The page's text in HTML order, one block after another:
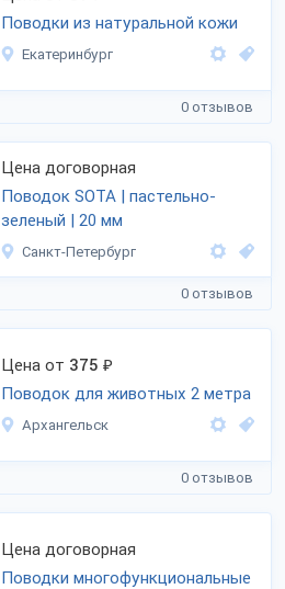
Поводки из натуральной кожи
Екатеринбург
0 отзывов
Цена договорная
Поводок SOTA | пастельно-
зеленый | 20 мм
Санкт-Петербург
0 отзывов
Цена от 375 ₽
Поводок для животных 2 метра
Архангельск
0 отзывов
Цена договорная
Поводки многофункциональные